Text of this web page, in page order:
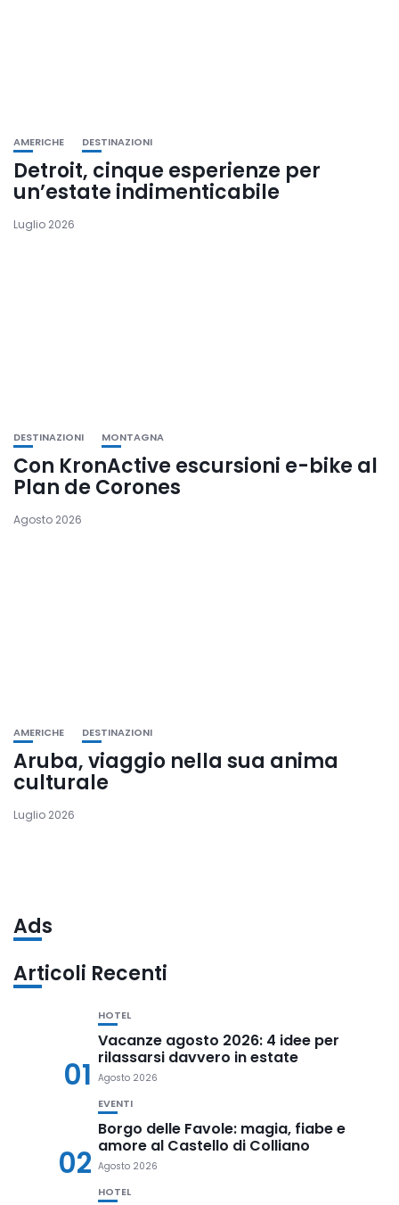
AMERICHE DESTINAZIONI
Detroit, cinque esperienze per
un’estate indimenticabile
Luglio 2026
DESTINAZIONI MONTAGNA
Con KronActive escursioni e-bike al
Plan de Corones
Agosto 2026
AMERICHE DESTINAZIONI
Aruba, viaggio nella sua anima
culturale
Luglio 2026
Ads
Articoli Recenti
01
HOTEL
Vacanze agosto 2026: 4 idee per
rilassarsi davvero in estate
Agosto 2026
02
EVENTI
Borgo delle Favole: magia, fiabe e
amore al Castello di Colliano
Agosto 2026
HOTEL